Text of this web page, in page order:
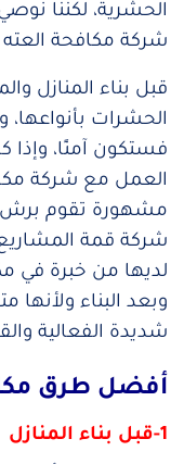
الحشرية، لكننا
شركة مكافحة
قبل بناء المنازل
الحشرات
فستكون آمنًا، وإذا
العمل مع شركة
مشهورة تقوم برش
شركة قمة المشاريع
لديها من خبرة في
وبعد البناء
شديدة الفعالية
أفضل طرق
1-قبل بناء المنازل